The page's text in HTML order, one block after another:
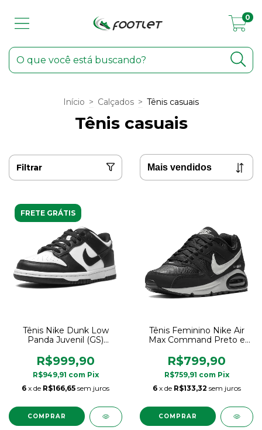
0
Início > Calçados > Tênis casuais
Tênis casuais
Filtrar
FRETE GRÁTIS
Tênis Nike Dunk Low
Panda Juvenil (GS)
R$999,90
R$949,91 com Pix
6 x de R$166,65 sem juros
COMPRAR
Tênis Feminino Nike Air
Max Command Preto e
R$799,90
R$759,91 com Pix
6 x de R$133,32 sem juros
COMPRAR